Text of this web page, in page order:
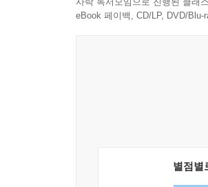
기본소득을 떠올리게 하기
이야기는 더 나은 삶을 바라
낮거나 집조차 없는 이들은
만약 버지니아 울프가
“기본소득을 받으면 뭘 할
자식에게 용돈 주기, 빚 청
eBook 페이백, CD/LP, DVD/
별점별